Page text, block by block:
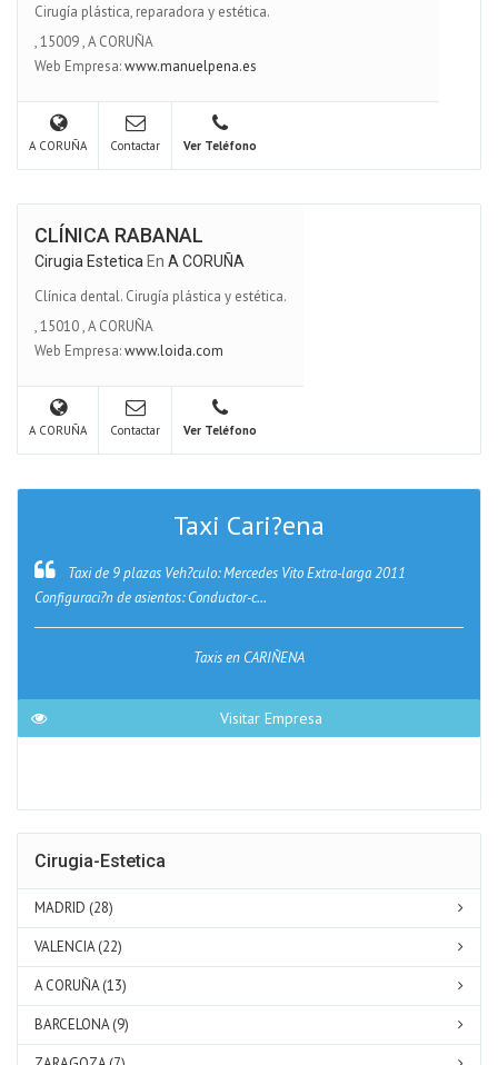
Cirugía plástica, reparadora y estética.
,15009,A CORUÑA
Web Empresa:www.manuelpena.es
A CORUÑA Contactar Ver Teléfono
CLÍNICA RABANAL
Cirugia Estetica En A CORUÑA
Clínica dental. Cirugía plástica y estética.
,15010,A CORUÑA
Web Empresa:www.loida.com
A CORUÑA Contactar Ver Teléfono
Taxi Cari?ena
Taxi de 9 plazas Veh?culo: Mercedes Vito Extra-larga 2011
Configuraci?n de asientos: Conductor-c...
Taxis en CARIÑENA
Visitar Empresa
Cirugia-Estetica
MADRID (28)
VALENCIA (22)
A CORUÑA (13)
BARCELONA (9)